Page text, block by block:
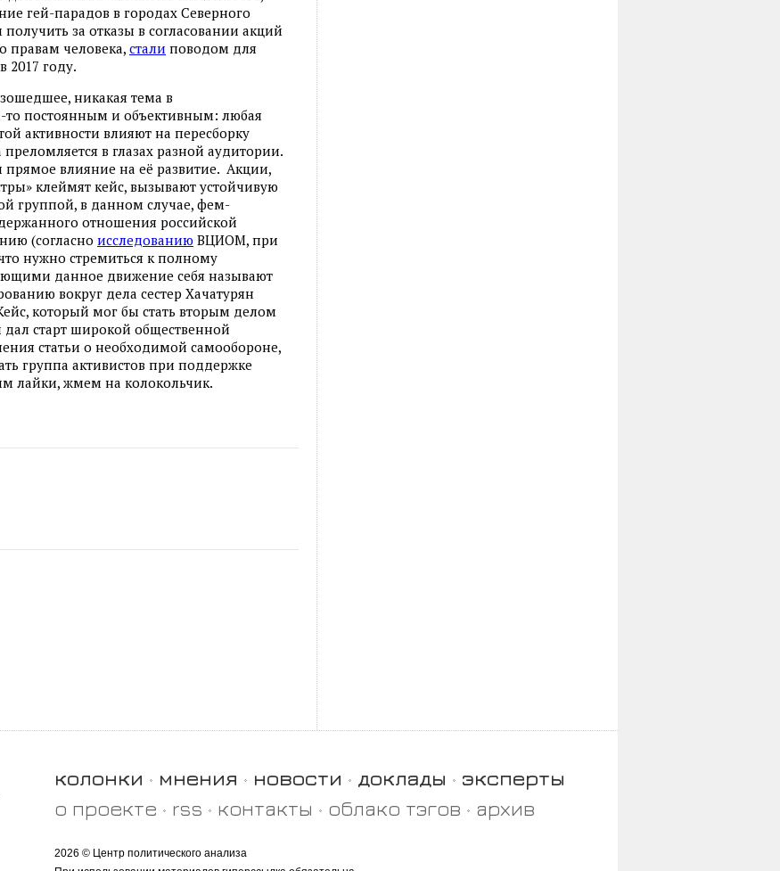
гей-парадов в городах Северного
за отказы в согласовании акций
правам человека, стали поводом для
2017 году.
никакая тема в
то постоянным и объективным: любая
активности влияют на пересборку
в глазах разной аудитории.
прямое влияние на её развитие. Акции,
клеймят кейс, вызывают устойчивую
группой, в данном случае, фем-
отношения российской
(согласно исследованию ВЦИОМ, при
нужно стремиться к полному
данное движение себя называют
вокруг дела сестер Хачатурян
который мог бы стать вторым делом
старт широкой общественной
статьи о необходимой самообороне,
группа активистов при поддержке
лайки, жмем на колокольчик.
колонки мнения новости доклады
эксперты
о проекте
rss контакты облако тэгов архив
2026 © Центр политического анализа